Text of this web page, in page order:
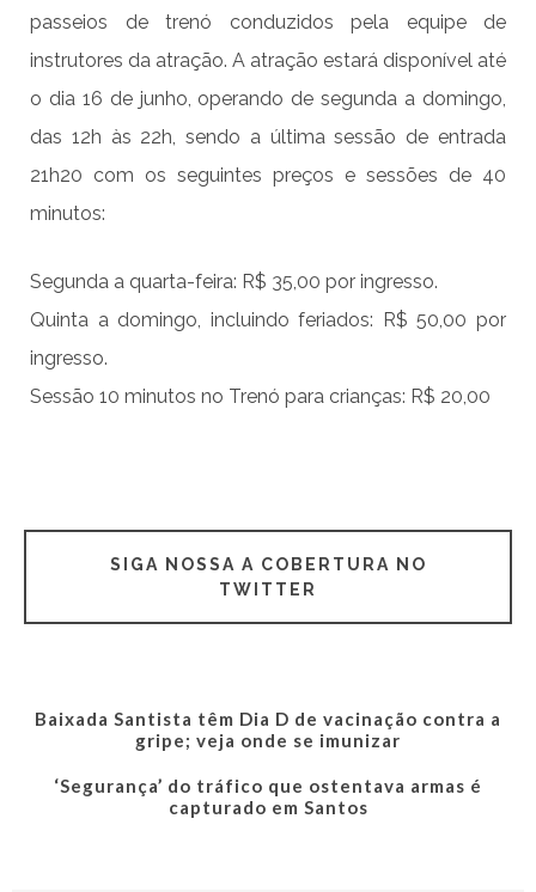
passeios de trenó conduzidos pela equipe de
instrutores da atração. A atração estará disponível até
o dia 16 de junho, operando de segunda a domingo,
das 12h às 22h, sendo a última sessão de entrada
21h20 com os seguintes preços e sessões de 40
minutos:
Segunda a quarta-feira: R$ 35,00 por ingresso.
Quinta a domingo, incluindo feriados: R$ 50,00 por
ingresso.
Sessão 10 minutos no Trenó para crianças: R$ 20,00
SIGA NOSSA A COBERTURA NO
TWITTER
Baixada Santista têm Dia D de vacinação contra a
gripe; veja onde se imunizar
‘Segurança’ do tráfico que ostentava armas é
capturado em Santos